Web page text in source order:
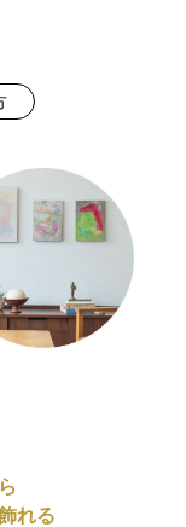
れる